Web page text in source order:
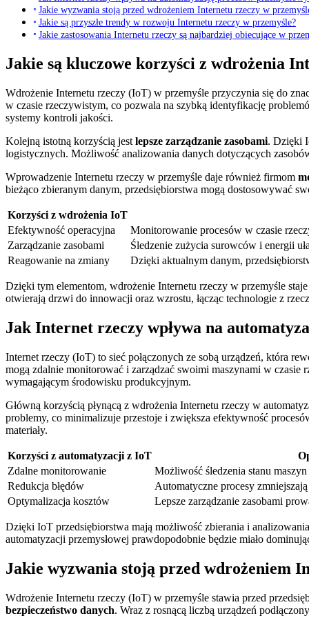
Jakie wyzwania stoją przed wdrożeniem Internetu rzeczy w
Jakie są przyszłe trendy w rozwoju Internetu rzeczy w przemyśle?
Jakie zastosowania Internetu rzeczy są najbardziej obiecujące w
Jakie są kluczowe korzyści z wdrożenia
Wdrożenie Internetu rzeczy (IoT) w przemyśle przyczynia się do
w czasie rzeczywistym, co pozwala na szybką identyfikację
systemy kontroli jakości.
Kolejną istotną korzyścią jest lepsze zarządzanie zasobami. Dzięki
logistycznych. Możliwość analizowania danych dotyczących
Wprowadzenie Internetu rzeczy w przemyśle daje również firmom
bieżąco zbieranym danym, przedsiębiorstwa mogą dostosowywać
Korzyści z wdrożenia IoT
Efektywność operacyjna
Monitorowanie procesów w czasie
Zarządzanie zasobami
Śledzenie zużycia surowców i energii
Reagowanie na zmiany
Dzięki aktualnym danym,
Dzięki tym elementom, wdrożenie Internetu rzeczy w przemyśle
otwierają drzwi do innowacji oraz wzrostu, łącząc technologie z
Jak Internet rzeczy wpływa na
Internet rzeczy (IoT) to sieć połączonych ze sobą urządzeń, która
mogą zdalnie monitorować i zarządzać swoimi maszynami w
wymagającym środowisku produkcyjnym.
Główną korzyścią płynącą z wdrożenia Internetu rzeczy w
problemy, co minimalizuje przestoje i zwiększa efektywność
materiały.
Korzyści z automatyzacji z IoT
Zdalne monitorowanie
Możliwość śledzenia stanu
Redukcja błędów
Automatyczne procesy
Optymalizacja kosztów
Lepsze zarządzanie zasobami
Dzięki IoT przedsiębiorstwa mają możliwość zbierania i
automatyzacji przemysłowej prawdopodobnie będzie miało
Jakie wyzwania stoją przed wdrożeniem
Wdrożenie Internetu rzeczy (IoT) w przemyśle stawia przed
bezpieczeństwo danych. Wraz z rosnącą liczbą urządzeń